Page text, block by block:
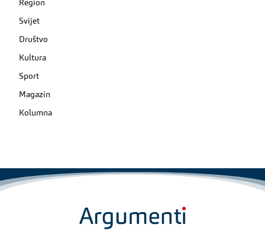
Region
Svijet
Društvo
Kultura
Sport
Magazin
Kolumna